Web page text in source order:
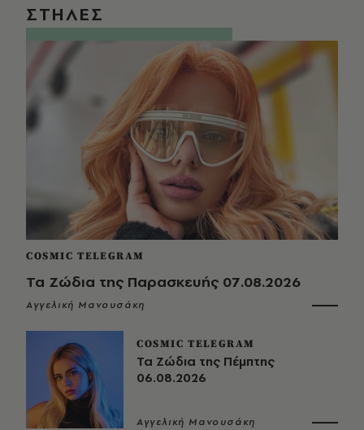
ΣΤΗΛΕΣ
COSMIC TELEGRAM
Τα Ζώδια της Παρασκευής 07.08.2026
Αγγελική Μανουσάκη
COSMIC TELEGRAM
Τα Ζώδια της Πέμπτης
06.08.2026
Αγγελική Μανουσάκη